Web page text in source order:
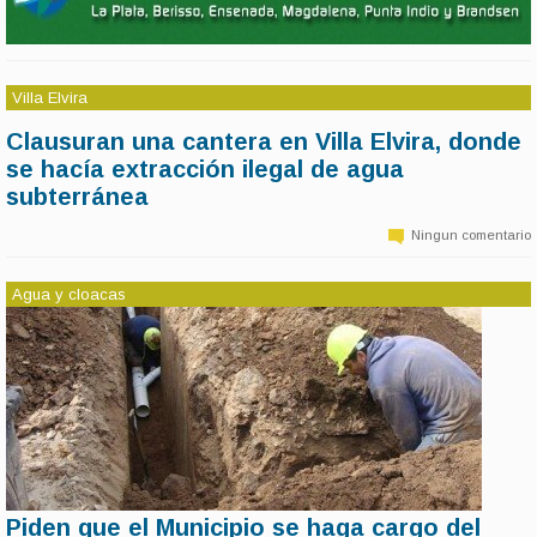
Villa Elvira
11 de marzo | 14:39
La Subsecretaria de Convivencia y Control Ciudadano de la
Municipalidad de La Plata, realizó una clausura en una cantera, de la
calle 620 de la localidad de Villa Elvira, por realizan extracción ilegal
Clausuran una cantera en Villa Elvira, donde
se hacía extracción ilegal de agua
subterránea
Ningun comentario
Agua y cloacas
11 de marzo | 14:37
Piden que el Municipio se haga cargo del